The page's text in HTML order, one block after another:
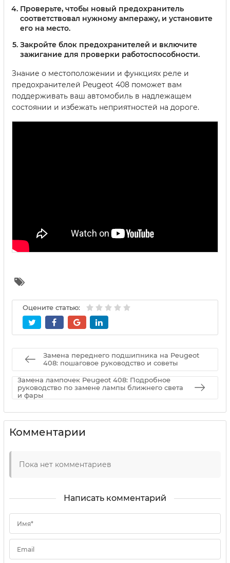
Проверьте, чтобы новый предохранитель
соответствовал нужному амперажу, и установите
его на место.
Закройте блок предохранителей и включите
зажигание для проверки работоспособности.
Знание о местоположении и функциях реле и
предохранителей Peugeot 408 поможет вам
поддерживать ваш автомобиль в надлежащем
состоянии и избежать неприятностей на дороге.
Оцените статью:
Замена переднего подшипника на Peugeot
408: пошаговое руководство и советы
Замена лампочек Peugeot 408: Подробное
руководство по замене лампы ближнего света
и фары
Комментарии
Пока нет комментариев
Написать комментарий
Имя*
Email